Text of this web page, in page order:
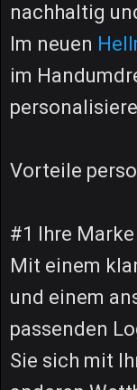
nachhaltig
Im neuen
im
Vorteile
#1 Ihre
Mit einem
und einem
passenden
Sie sich mit